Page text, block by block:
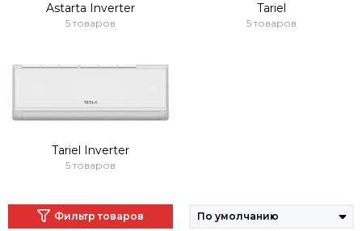
Astarta Inverter
5 товаров
Tariel
5 товаров
Tariel Inverter
5 товаров
Фильтр товаров